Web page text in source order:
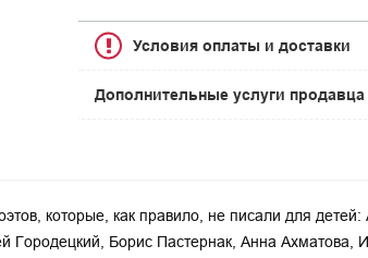
Условия оплаты и доставки
Дополнительные услуги продавца
которые, как правило, не писали для детей:
Борис Пастернак, Анна Ахматова,